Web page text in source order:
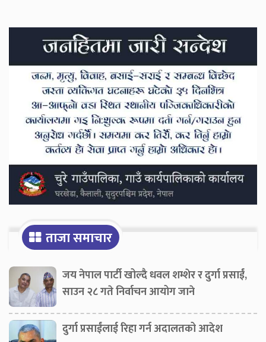
Secondary
Sidebar
ताजा समाचार
जय नेपाल पार्टी खोल्दै धवल शम्शेर र दुर्गा प्रसाईं,
साउन २८ गते निर्वाचन आयोग जाने
दुर्गा प्रसाईंलाई रिहा गर्न अदालतको आदेश